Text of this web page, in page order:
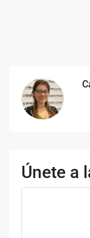
Únete a